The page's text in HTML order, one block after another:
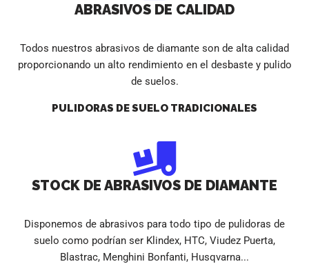
ABRASIVOS DE CALIDAD
Todos nuestros abrasivos de diamante son de alta calidad
proporcionando un alto rendimiento en el desbaste y pulido
de suelos.
PULIDORAS DE SUELO TRADICIONALES
STOCK DE ABRASIVOS DE DIAMANTE
Disponemos de abrasivos para todo tipo de pulidoras de
suelo como podrían ser Klindex, HTC, Viudez Puerta,
Blastrac, Menghini Bonfanti, Husqvarna...